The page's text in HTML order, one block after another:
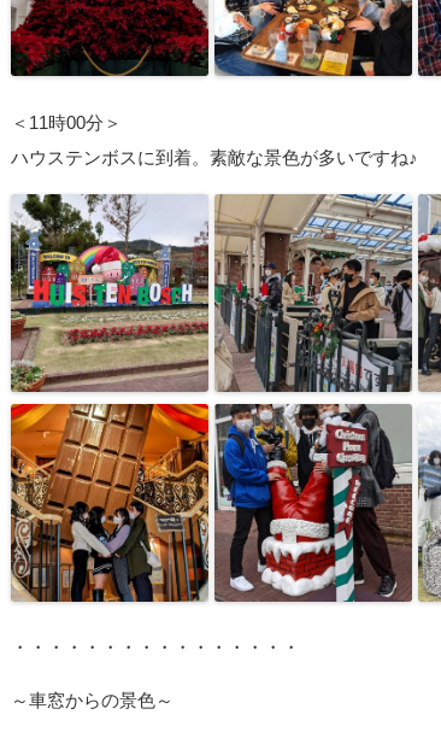
＜11時00分＞
ハウステンボスに到着。素敵な景色が多いですね♪
・・・・・・・・・・・・・・・・
～車窓からの景色～